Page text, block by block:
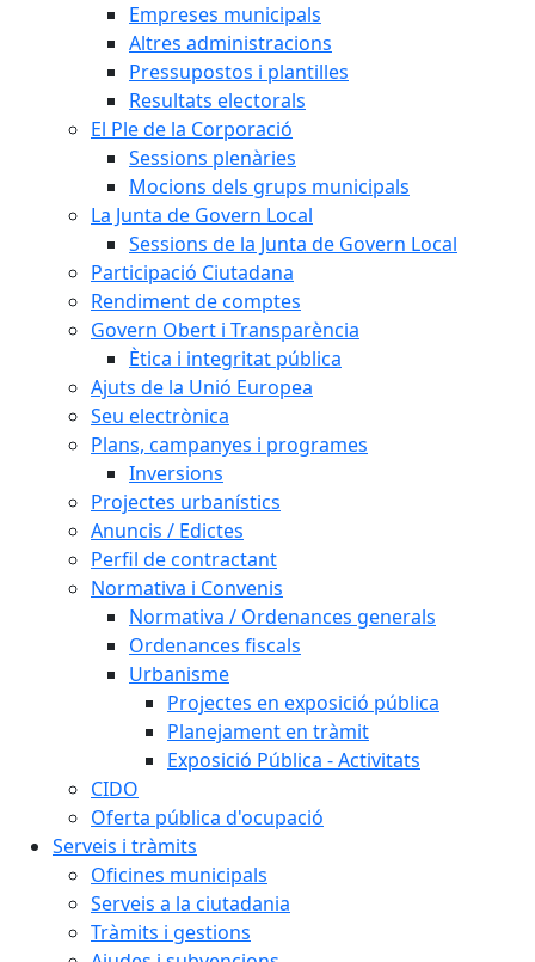
Empreses municipals
Altres administracions
Pressupostos i plantilles
Resultats electorals
El Ple de la Corporació
Sessions plenàries
Mocions dels grups municipals
La Junta de Govern Local
Sessions de la Junta de Govern Local
Participació Ciutadana
Rendiment de comptes
Govern Obert i Transparència
Ètica i integritat pública
Ajuts de la Unió Europea
Seu electrònica
Plans, campanyes i programes
Inversions
Projectes urbanístics
Anuncis / Edictes
Perfil de contractant
Normativa i Convenis
Normativa / Ordenances generals
Ordenances fiscals
Urbanisme
Projectes en exposició pública
Planejament en tràmit
Exposició Pública - Activitats
CIDO
Oferta pública d'ocupació
Serveis i tràmits
Oficines municipals
Serveis a la ciutadania
Tràmits i gestions